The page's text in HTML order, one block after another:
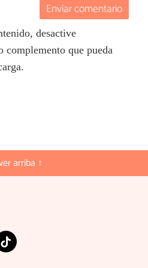
Enviar comentario
desactive
complemento que pueda
arriba ↑